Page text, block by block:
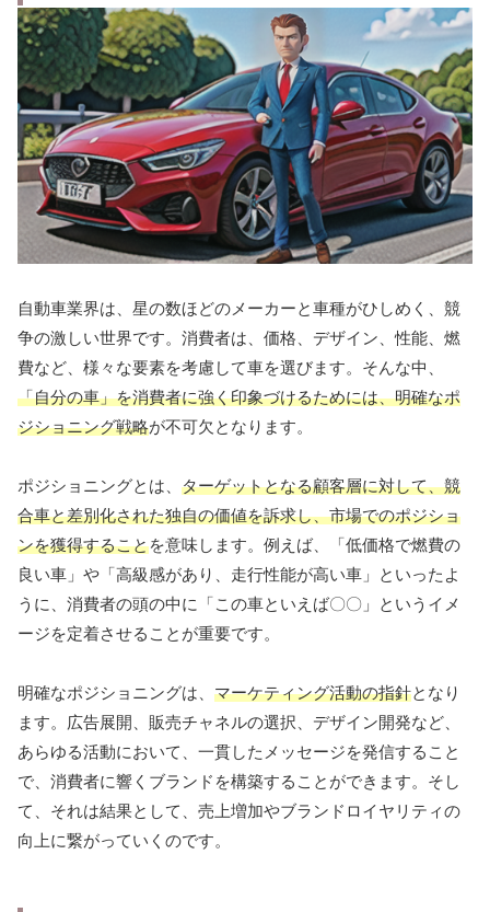
自動車業界は、星の数ほどのメーカーと車種がひしめく、競
争の激しい世界です。消費者は、価格、デザイン、性能、燃
費など、様々な要素を考慮して車を選びます。そんな中、
「自分の車」を消費者に強く印象づけるためには、明確なポ
ジショニング戦略が不可欠となります。
ポジショニングとは、 ターゲットとなる顧客層に対して、競
合車と差別化された独自の価値を訴求し、市場でのポジショ
ンを獲得することを意味します。例えば、「低価格で燃費の
良い車」や「高級感があり、走行性能が高い車」といったよ
うに、消費者の頭の中に「この車といえば〇〇」というイメ
ージを定着させることが重要です。
明確なポジショニングは、 マーケティング活動の指針となり
ます。広告展開、販売チャネルの選択、デザイン開発など、
あらゆる活動において、一貫したメッセージを発信すること
で、消費者に響くブランドを構築することができます。そし
て、それは結果として、売上増加やブランドロイヤリティの
向上に繋がっていくのです。